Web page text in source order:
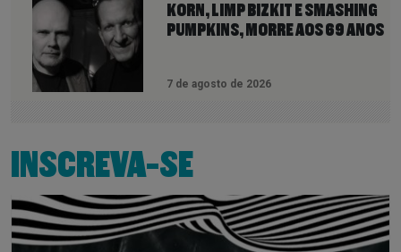
KORN, LIMP BIZKIT E SMASHING
PUMPKINS, MORRE AOS 69 ANOS
7 de agosto de 2026
INSCREVA-SE